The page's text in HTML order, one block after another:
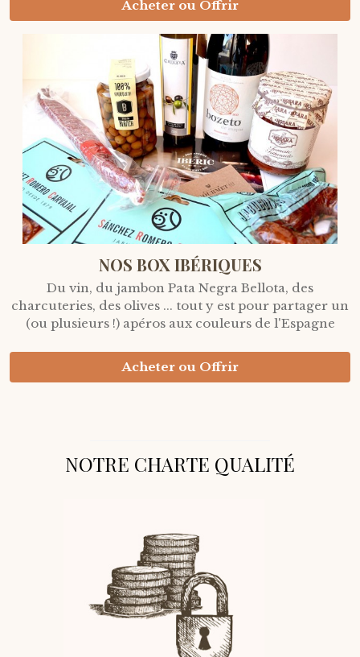
Acheter ou Offrir
NOS BOX IBÉRIQUES
Du vin, du jambon Pata Negra Bellota, des
charcuteries, des olives ... tout y est pour partager un
(ou plusieurs !) apéros aux couleurs de l'Espagne
Acheter ou Offrir
NOTRE CHARTE QUALITÉ